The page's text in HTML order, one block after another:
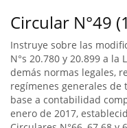
Circular N°49
Instruye sobre las
N°s 20.780 y 20.899 a la
demás normas legales,
regímenes generales
base a contabilidad
enero de 2017,